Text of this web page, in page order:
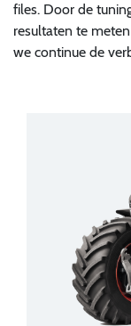
files. Door de
resultaten te
we continue de